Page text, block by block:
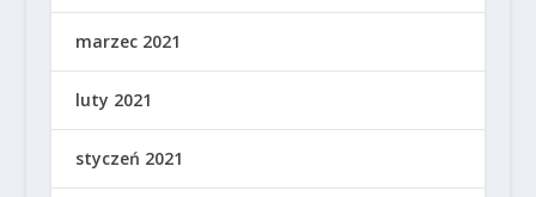
marzec 2021
luty 2021
styczeń 2021